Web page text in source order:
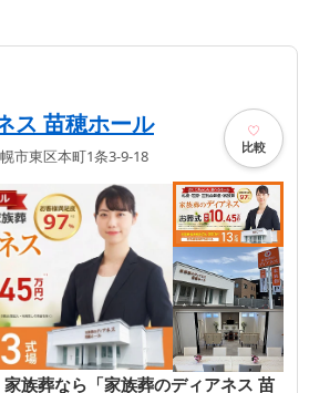
ス 苗穂ホール
市東区本町1条3-9-18 比較
族葬なら「家族葬のディアネス 苗